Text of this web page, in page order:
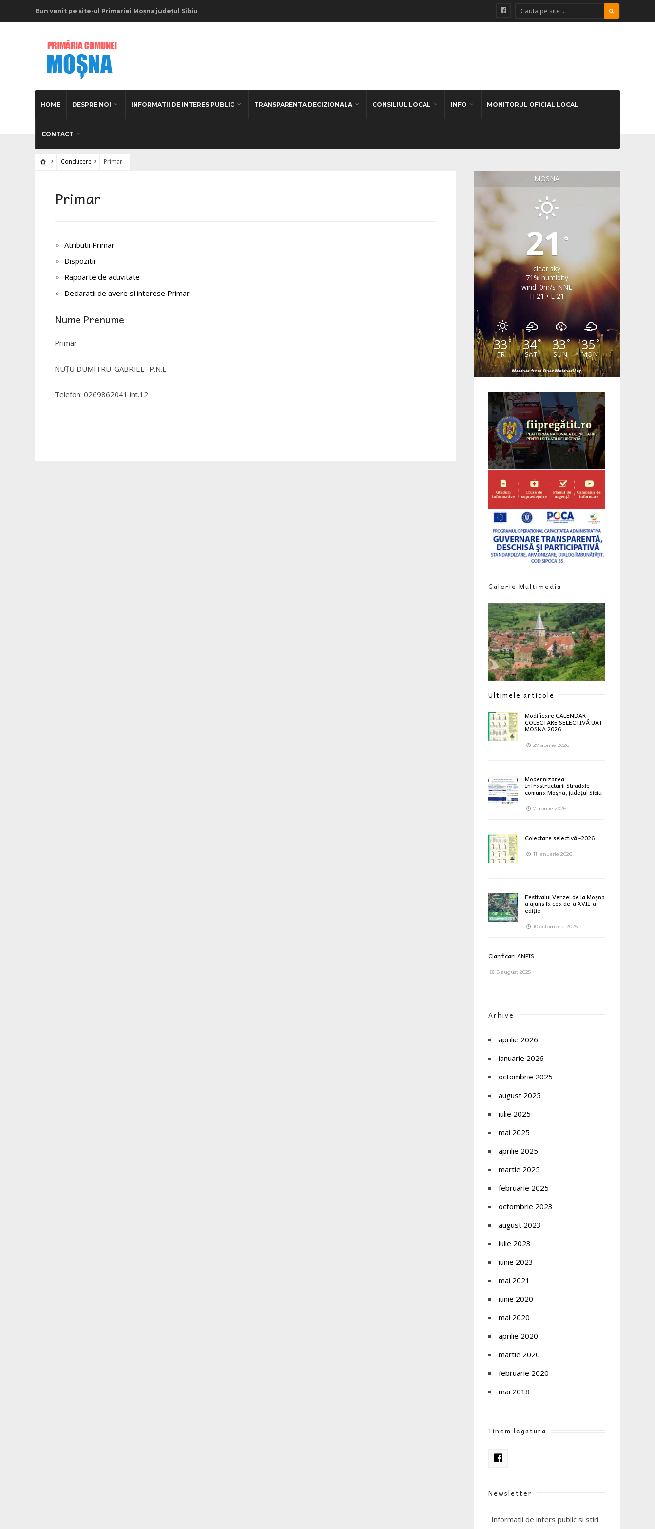
Bun venit pe site-ul Primariei Moșna județul Sibiu
HOME DESPRE NOI INFORMATII DE INTERES PUBLIC TRANSPARENTA DECIZIONALA CONSILIUL LOCAL INFO MONITORUL OFICIAL LOCAL
CONTACT
Conducere Primar
Primar
Atributii Primar
Dispozitii
Rapoarte de activitate
Declaratii de avere si interese Primar
Nume Prenume
Primar
NUȚU DUMITRU-GABRIEL -P.N.L.
Telefon: 0269862041 int.12
MOSNA
21 °
clear sky
71% humidity
wind: 0m/s NNE
H 21 • L 21
33°
FRI
34°
SAT
33°
SUN
35°
MON
Weather from OpenWeatherMap
Galerie Multimedia
Ultimele articole
Modificare CALENDAR
COLECTARE SELECTIVĂ UAT
MOȘNA 2026
27 aprilie 2026
Modernizarea
Infrastructurii Stradale
comuna Moșna, județul Sibiu
7 aprilie 2026
Colectare selectivă -2026
11 ianuarie 2026
Festivalul Verzei de la Moșna
a ajuns la cea de-a XVII-a
ediție.
10 octombrie 2025
Clarificari ANPIS
8 august 2025
Arhive
aprilie 2026
ianuarie 2026
octombrie 2025
august 2025
iulie 2025
mai 2025
aprilie 2025
martie 2025
februarie 2025
octombrie 2023
august 2023
iulie 2023
iunie 2023
mai 2021
iunie 2020
mai 2020
aprilie 2020
martie 2020
februarie 2020
mai 2018
Tinem legatura
Newsletter
Informatii de inters public si stiri